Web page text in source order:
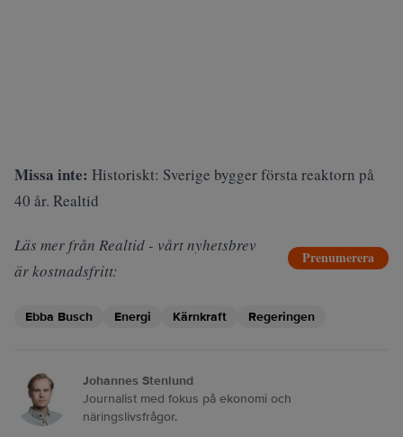
Missa inte: Historiskt: Sverige bygger första reaktorn på
40 år. Realtid
Läs mer från Realtid - vårt nyhetsbrev
är kostnadsfritt:
Prenumerera
Ebba Busch Energi Kärnkraft Regeringen
Johannes Stenlund
Journalist med fokus på ekonomi och
näringslivsfrågor.